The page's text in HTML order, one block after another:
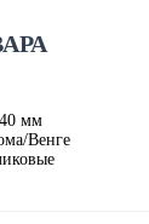
мм
Венге